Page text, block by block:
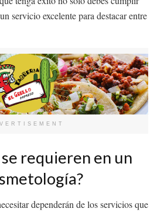
servicio excelente para destacar entre
requieren en un
dependerán de los servicios que